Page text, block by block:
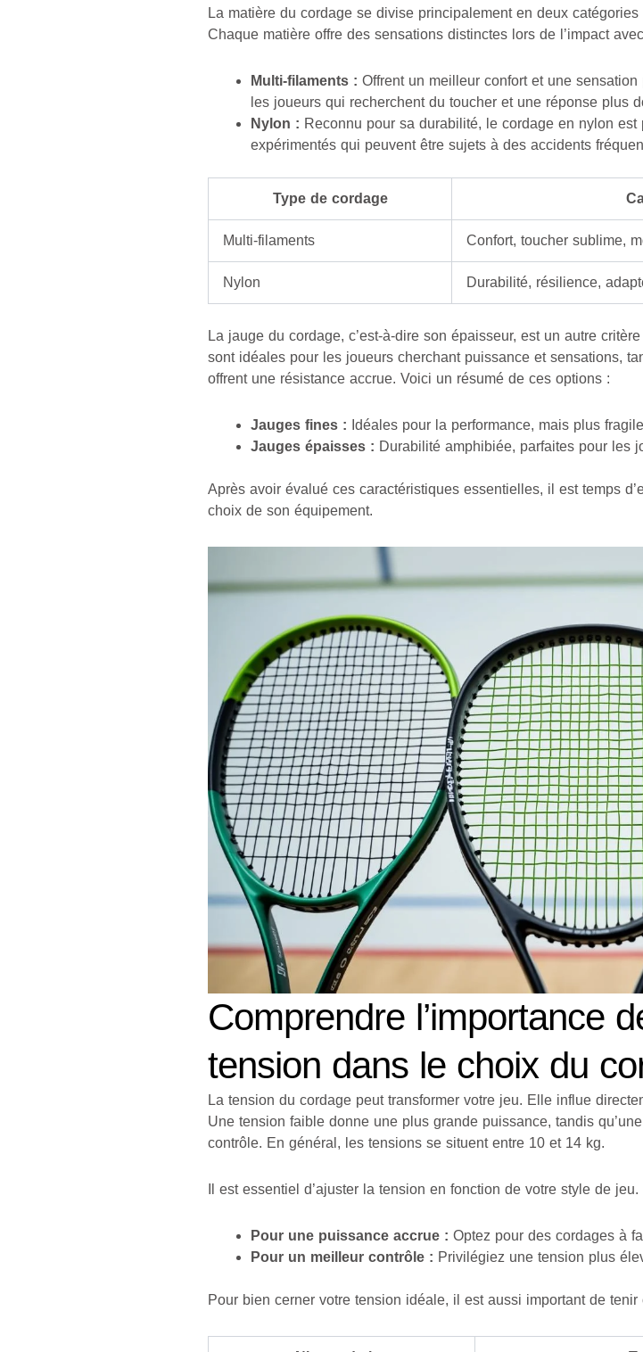
La matière du cordage se divise principalement en deux
Chaque matière offre des sensations distinctes lors de l’impact
Multi-filaments : Offrent un meilleur confort et une
les joueurs qui recherchent du toucher et une réponse plus
Nylon : Reconnu pour sa durabilité, le cordage en nylon
expérimentés qui peuvent être sujets à des accidents
Type de cordage
Multi-filaments Confort, toucher sublime,
Nylon Durabilité, résilience,
La jauge du cordage, c’est-à-dire son épaisseur, est un autre
sont idéales pour les joueurs cherchant puissance et sensations,
offrent une résistance accrue. Voici un résumé de ces options :
Jauges fines : Idéales pour la performance, mais plus
Jauges épaisses : Durabilité amphibiée, parfaites pour les
Après avoir évalué ces caractéristiques essentielles, il est temps
choix de son équipement.
Comprendre l’importance
tension dans le choix du
La tension du cordage peut transformer votre jeu. Elle influe
Une tension faible donne une plus grande puissance, tandis
contrôle. En général, les tensions se situent entre 10 et 14 kg.
Il est essentiel d’ajuster la tension en fonction de votre style de
Pour une puissance accrue : Optez pour des cordages à
Pour un meilleur contrôle : Privilégiez une tension plus
Pour bien cerner votre tension idéale, il est aussi important de